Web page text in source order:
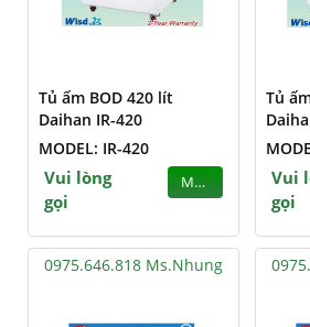
Tủ ấm BOD 420 lít
Daihan IR-420
MODEL: IR-420
Vui lòng
gọi
MUA
Tủ
Vui
gọi
0975.646.818 Ms.Nhung